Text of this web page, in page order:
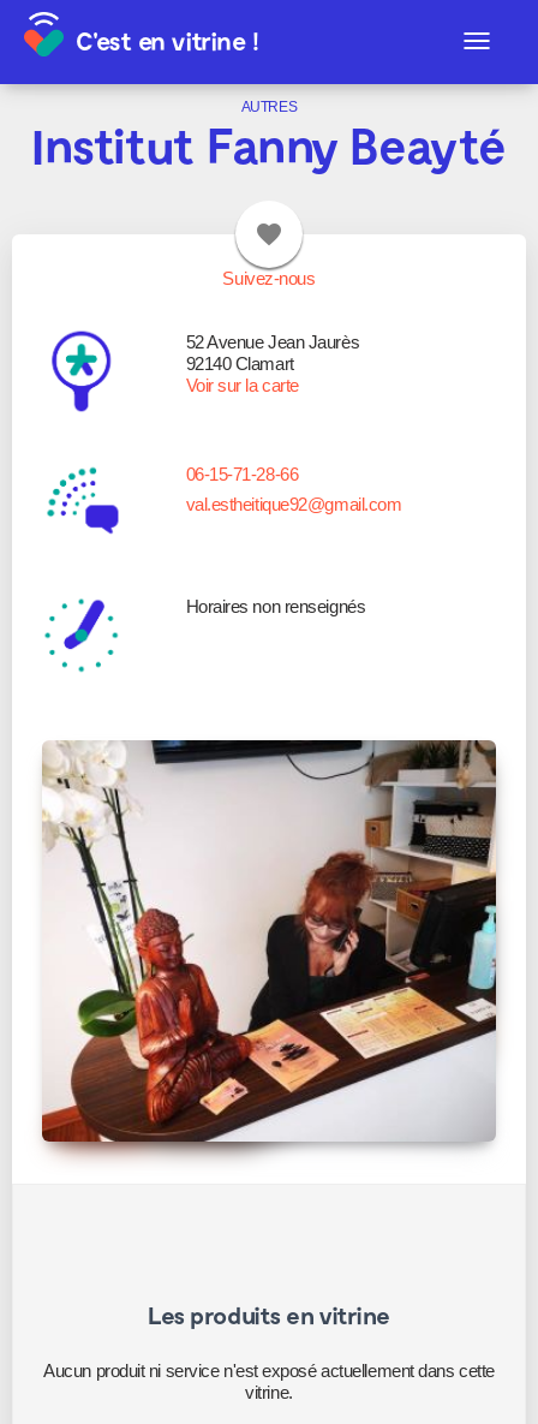
Toggle
C'est en vitrine !
AUTRES
Institut Fanny Beayté
favorite
Suivez-nous
52 Avenue Jean Jaurès
92140 Clamart
Voir sur la carte
06-15-71-28-66
val.estheitique92@gmail.com
Horaires non renseignés
Les produits en vitrine
Aucun produit ni service n'est exposé actuellement dans cette
vitrine.